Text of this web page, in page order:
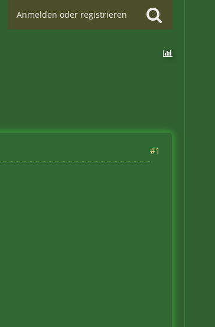
Anmelden oder registrieren
#1